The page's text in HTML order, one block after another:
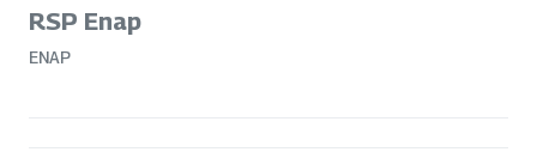
RSP Enap
ENAP